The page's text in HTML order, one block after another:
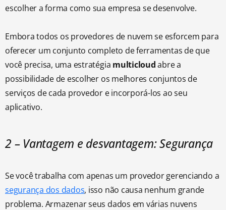
escolher a forma como sua empresa se desenvolve.
Embora todos os provedores de nuvem se esforcem para
oferecer um conjunto completo de ferramentas de que
você precisa, uma estratégia multicloudabre a
possibilidade de escolher os melhores conjuntos de
serviços de cada provedor e incorporá-los ao seu
aplicativo.
2 – Vantagem e desvantagem: Segurança
Se você trabalha com apenas um provedor gerenciando a
segurança dos dados, isso não causa nenhum grande
problema. Armazenar seus dados em várias nuvens